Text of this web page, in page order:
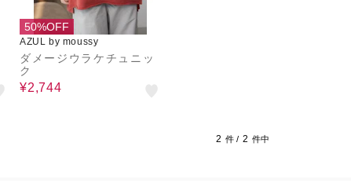
50%OFF
AZUL by moussy
ダメージウラケチュニッ
ク
¥2,744
2 件 / 2 件中